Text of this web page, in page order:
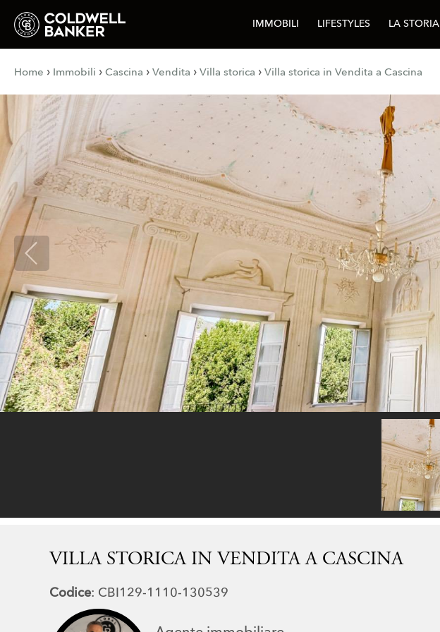
IMMOBILI LIFESTYLES LA STORIA
Home › Immobili › Cascina › Vendita › Villa storica › Villa storica in Vendita a Cascina
VILLA STORICA IN VENDITA A CASCINA
Codice: CBI129-1110-130539